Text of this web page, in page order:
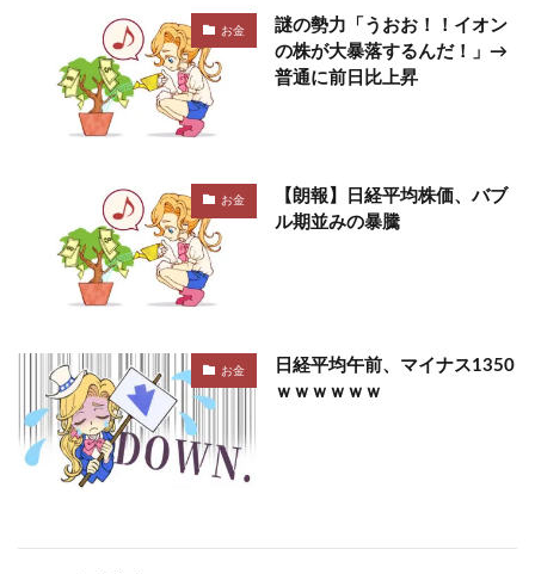
お金
謎の勢力「うおお！！イオン
の株が大暴落するんだ！」→
普通に前日比上昇
お金
【朗報】日経平均株価、バブ
ル期並みの暴騰
お金
日経平均午前、マイナス1350
ｗｗｗｗｗｗ